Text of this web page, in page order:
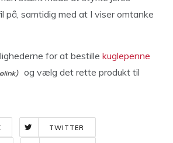
på, samtidig med at I viser omtanke
for at bestille kuglepenne
og vælg det rette produkt til
TWITTER